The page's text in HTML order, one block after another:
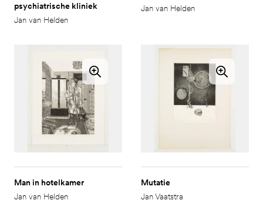
psychiatrische kliniek
Jan van Helden
Jan van Helden
Man in hotelkamer
Jan van Helden
Mutatie
Jan Vaatstra